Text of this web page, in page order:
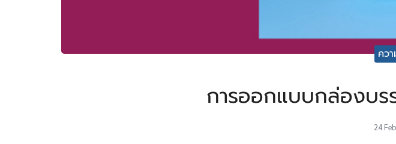
คว
การออกแบบกล่องบ
24